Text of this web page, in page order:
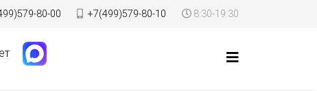
80-00 +7(499)579-80-10 8:30-19:30